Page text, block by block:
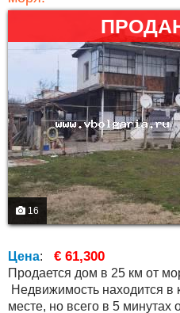
16
Цена: € 61,300
Продается дом в 25 км от
Недвижимость находится в
месте, но всего в 5 минутах от центра.